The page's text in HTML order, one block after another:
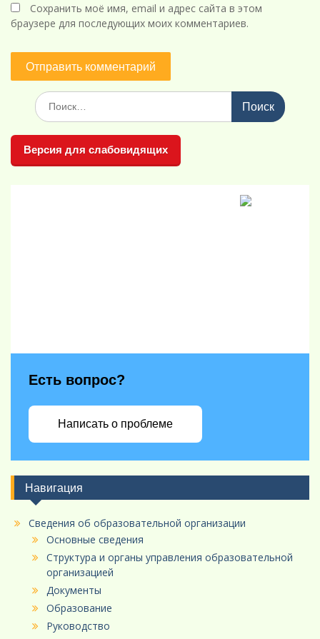
Сохранить моё имя, email и адрес сайта в этом
браузере для последующих моих комментариев.
Поиск
по:
Версия для слабовидящих
Есть вопрос?
Написать о проблеме
Навигация
Сведения об образовательной организации
Основные сведения
Структура и органы управления образовательной
организацией
Документы
Образование
Руководство